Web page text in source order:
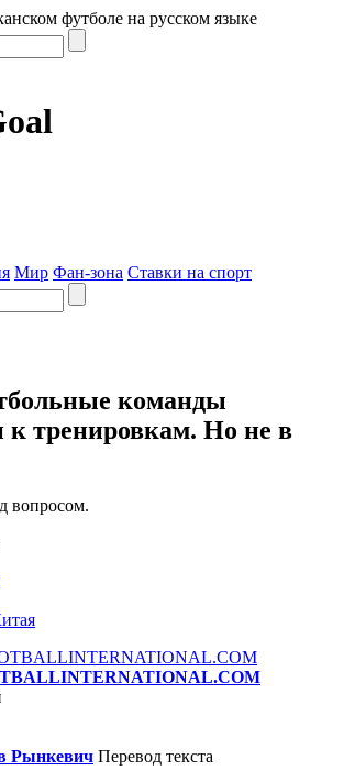
футболе на русском языке
Мир Фан-зона Ставки на спорт
команды
к тренировкам. Но не в
вопросом.
Рынкевич Перевод текста